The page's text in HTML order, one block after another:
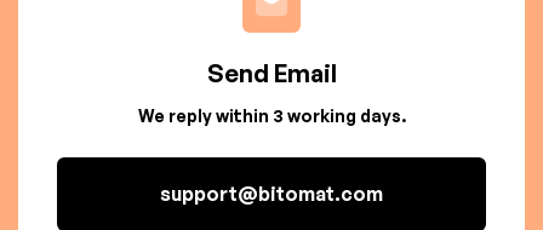
Send Email
We reply within 3 working days.
support@bitomat.com